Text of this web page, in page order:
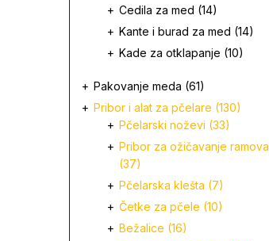
Cedila za med (14)
Kante i burad za med (14)
Kade za otklapanje (10)
Pakovanje meda (61)
Pribor i alat za pčelare (130)
Pčelarski noževi (33)
Pribor za ožičavanje ramova
(37)
Pčelarska klešta (7)
Četke za pčele (10)
Bežalice (16)